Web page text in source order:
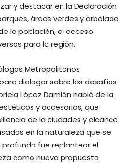
y destacar en la Declaración
áreas verdes y arbolado
la población, el acceso
para la región.
Metropolitanos
dialogar sobre los desafíos
López Damián habló de la
y accesorios, que
de la ciudades y alcance
en la naturaleza que se
profunda fue replantear el
como nueva propuesta